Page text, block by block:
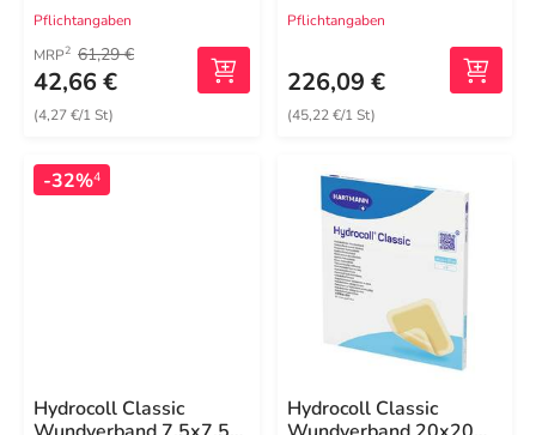
Pflichtangaben
MRP2 61,29 €
42,66 €
(4,27 €/1 St)
Pflichtangaben
226,09 €
(45,22 €/1 St)
-32%4
Hydrocoll Classic
Hydrocoll Classic